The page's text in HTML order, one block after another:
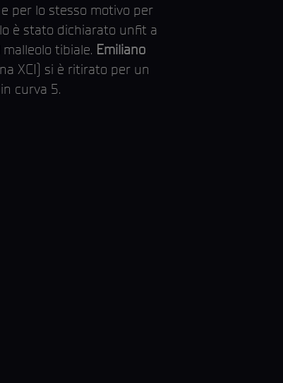
per lo stesso motivo per
è stato dichiarato unfit a
tibiale. Emiliano
XCI) si è ritirato per un
curva 5.